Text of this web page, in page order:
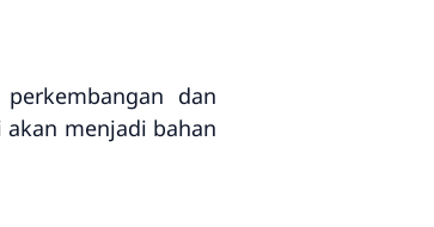
dan
menjadi bahan